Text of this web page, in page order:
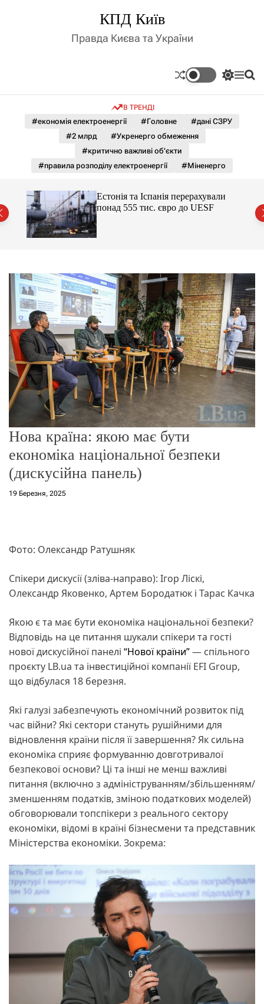
д
КПД Київ
Правда Києва та України
П
м
к
ь
о
р
е
ж
и
м
у
М П
В ТРЕНДІ
#економія електроенергії #Головне
#дані СЗРУ
#2 млрд
#Укренерго обмеження
#критично важливі об’єкти
#правила розподілу електроенергії
#Міненерго
Естонія та Іспанія перерахували
понад 555 тис. євро до UESF
Нова країна: якою має бути
економіка національної безпеки
(дискусійна панель)
19 Березня, 2025
Фото: Олександр Ратушняк
Спікери дискусії (зліва-направо): Ігор Ліскі,
Олександр Яковенко, Артем Бородатюк і Тарас Качка
Якою є та має бути економіка національної безпеки?
Відповідь на це питання шукали спікери та гості
нової дискусійної панелі “Нової країни”— спільного
проєкту LB.ua та інвестиційної компанії EFI Group,
що відбулася 18 березня.
Які галузі забезпечують економічний розвиток під
час війни? Які сектори стануть рушійними для
відновлення країни після її завершення? Як сильна
економіка сприяє формуванню довготривалої
безпекової основи? Ці та інші не менш важливі
питання (включно з адмініструванням/збільшенням/
зменшенням податків, зміною податкових моделей)
обговорювали топспікери з реального сектору
економіки, відомі в країні бізнесмени та представник
Міністерства економіки. Зокрема: